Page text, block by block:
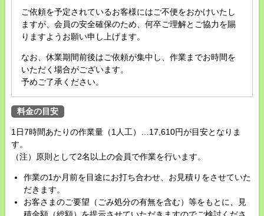
ご依頼を予定されているお客様にはご不便をおかけいたし
ますが、会員の安全確保のため、何卒ご理解とご協力を賜
りますようお願い申し上げます。
なお、休業期間前後はご依頼が集中し、作業までお時間を
いただく場合がございます。
予めご了承ください。
料金の目安
1日7時間あたりの作業量（1人工）…17,610円が目安となりま
す。
（注）原則として2名以上の会員で作業を行います。
作業の1か月前を目途にお打ち合わせ、お見積りをさせていた
だきます。
お客さまのご要望（ごみ処分の有無を含む）等をもとに、見